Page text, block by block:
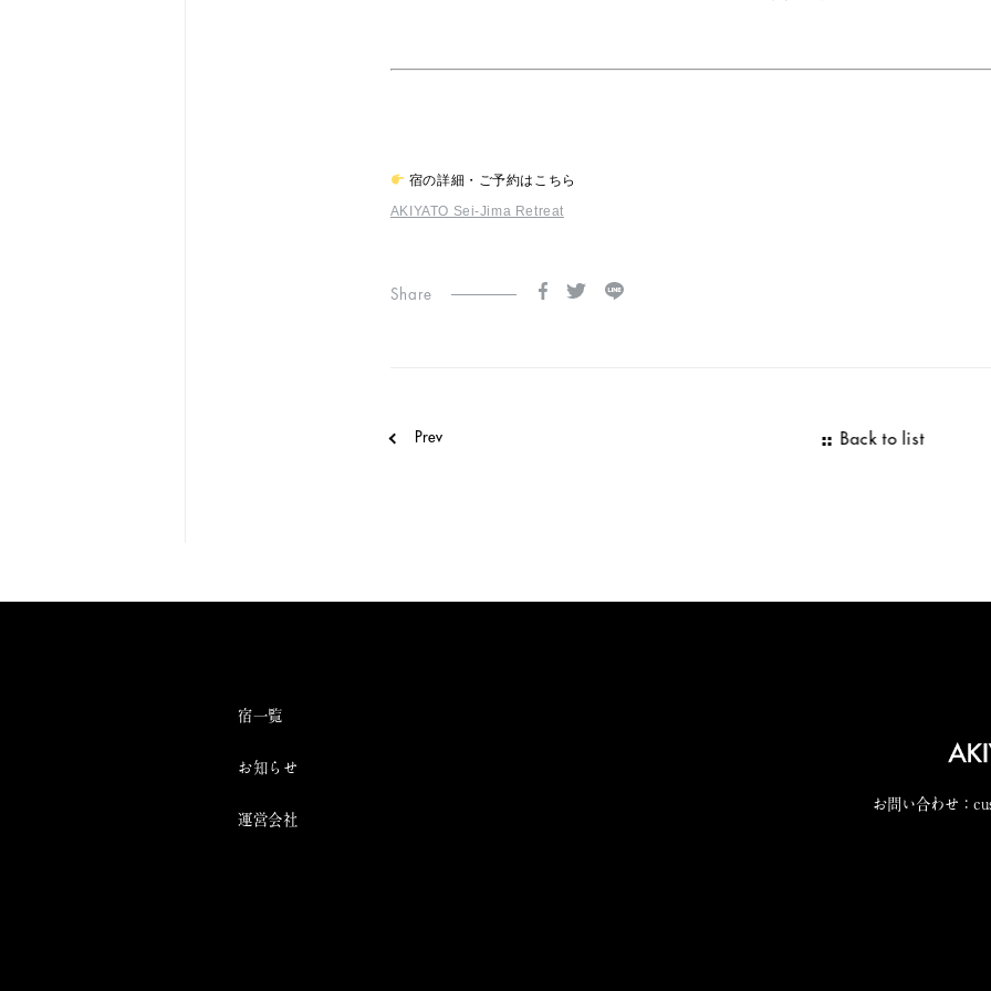
宿の詳細・ご予約はこちら
AKIYATO Sei-Jima Retreat
Share
Prev Back to list
宿一覧
お知らせ
運営会社
お問い合わせ：